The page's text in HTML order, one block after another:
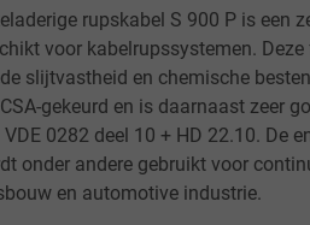
rupskabel S 900 P is een
voor kabelrupssystemen.
slijtvastheid en chemische
gekeurd en is daarnaast zeer
VDE 0282 deel 10 + HD 22.10. De
onder andere gebruikt voor
en automotive industrie.